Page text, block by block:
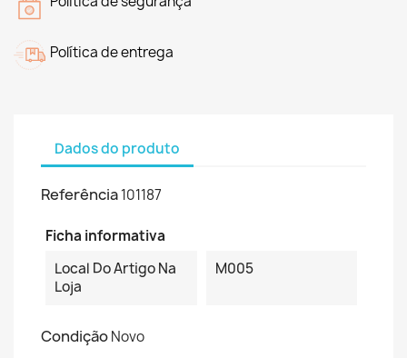
Política de entrega
Dados do produto
Referência101187
Ficha informativa
Local Do Artigo Na
Loja
M005
CondiçãoNovo